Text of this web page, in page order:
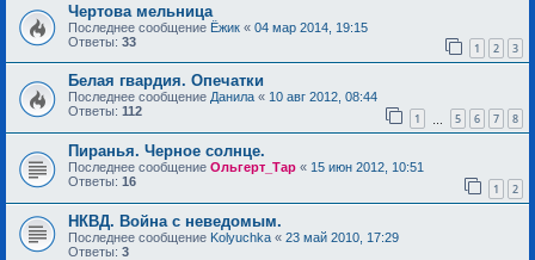
Чертова мельница
Последнее сообщение Ёжик « 04 мар 2014, 19:15
Ответы: 33 1 2 3
Белая гвардия. Опечатки
Последнее сообщение Данила « 10 авг 2012, 08:44
Ответы: 112 1 5 6 7 8
Пиранья. Черное солнце.
Последнее сообщение Ольгерт_Тар « 15 июн 2012, 10:51
Ответы: 16 1 2
НКВД. Война с неведомым.
Последнее сообщение Kolyuchka « 23 май 2010, 17:29
Ответы: 3